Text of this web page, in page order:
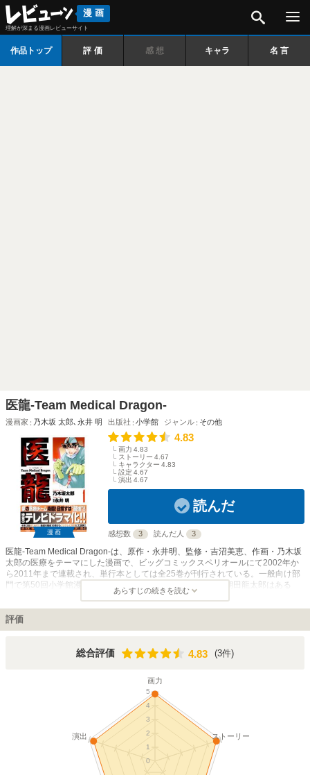
漫画
理解が深まる漫画レビューサイト
作品トップ 評価 感想 キャラ 名言
医龍-Team Medical Dragon-
漫画家 乃木坂 太郎､ 永井 明 出版社 小学館 ジャンル その他
漫画
4.83
画力 4.83
ストーリー 4.67
キャラクター 4.83
設定 4.67
演出 4.67
読んだ
感想数 3 読んだ人 3
医龍-Team Medical Dragon-は、原作・永井明、監修・吉沼美恵、作画・乃木坂
太郎の医療をテーマにした漫画で、ビッグコミックスペリオールにて2002年か
ら2011年まで連載され、単行本としては全25巻が刊行されている。一般向け部
門で第50回小学館漫画賞を受賞している。 優秀な外科医・朝田龍太郎はある
日、大学教授から大学病院へ招かれる。大学権威と闘いながらも浅田が集めた優
秀なメンバーとともに、バチスタ手術を成功させるため奮闘する様子を、近年話
題のチーム医療といった医療問題を織り交ぜながら描いている。 テレビドラマ
化もされ、2006年に第一期が、2007年に第二期が、2010年に第三期が、2014
が、それ以外はオリジナルストーリーである。また、角川マガジンズ主催の第
あらすじの続きを読む
評価
総合評価 4.83
4.83 (3件)
画力
ストーリー
演出
0
1
2
3
4
5